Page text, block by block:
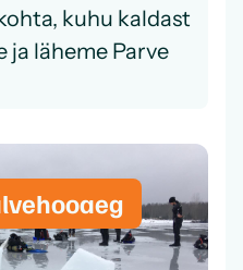
kuhu kaldast
ja läheme Parve